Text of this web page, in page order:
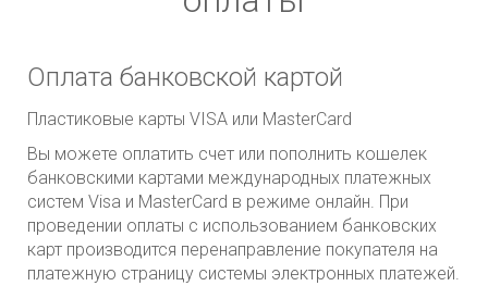
Оплата банковской картой
Пластиковые карты VISA или MasterCard
Вы можете оплатить счет или пополнить кошелек
банковскими картами международных платежных
систем Visa и MasterCard в режиме онлайн. При
проведении оплаты с использованием банковских
карт производится перенаправление покупателя на
платежную страницу системы электронных платежей.